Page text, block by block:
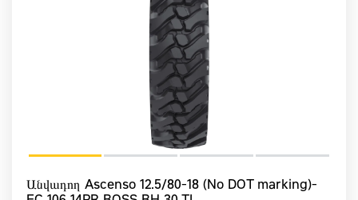
Անվադող Ascenso 12.5/80-18 (No DOT marking)-